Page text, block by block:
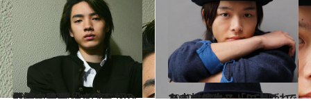
2015.4.17
話題の映画『ソロモンの偽証』で 難役を演じ切った清水尋也
カルチャー 2012.10.5
ミュージカル「RENT」でメインキャストに選ばれた中村倫也
カルチャー